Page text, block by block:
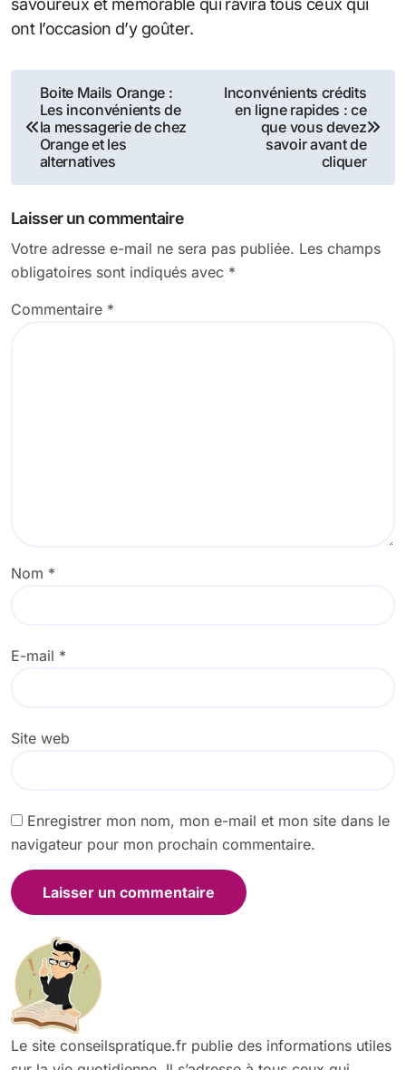
savoureux et mémorable qui ravira tous ceux qui
ont l’occasion d’y goûter.
Navigation
de
l’article
Boite Mails Orange :
Les inconvénients de
la messagerie de chez
Orange et les
alternatives
Inconvénients crédits
en ligne rapides : ce
que vous devez
savoir avant de
cliquer
Laisser un commentaire
Votre adresse e-mail ne sera pas publiée. Les champs
obligatoires sont indiqués avec *
Commentaire *
Nom *
E-mail *
Site web
Enregistrer mon nom, mon e-mail et mon site dans le
navigateur pour mon prochain commentaire.
Le site conseilspratique.fr publie des informations utiles